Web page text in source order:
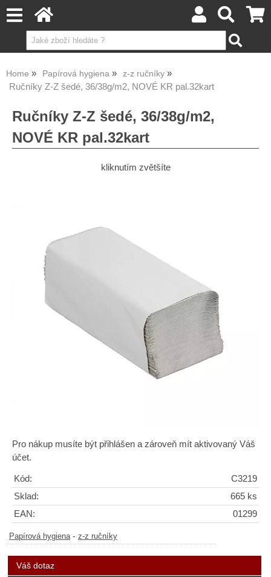
Home Papírová hygiena z-z ručníky
Ručníky Z-Z šedé, 36/38g/m2, NOVÉ KR pal.32kart
Ručníky Z-Z šedé, 36/38g/m2,
NOVÉ KR pal.32kart
kliknutím zvětšíte
Pro nákup musíte být přihlášen a zároveň mít aktivovaný Váš
účet.
Kód:
C3219
Sklad:
665 ks
EAN:
01299
Papírová hygiena - z-z ručníky
Váš dotaz